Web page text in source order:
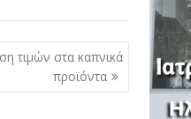
τιμών στα καπνικά
προϊόντα